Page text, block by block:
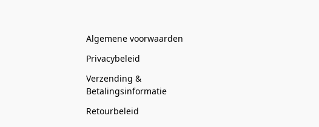
Algemene voorwaarden
Privacybeleid
Verzending &
Betalingsinformatie
Retourbeleid